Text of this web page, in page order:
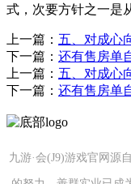
式，次要方针之一是
上一篇： 五、对成心
下一篇： 还有售房单
上一篇： 五、对成心
下一篇： 还有售房单
九游·会(J9)游戏官网源